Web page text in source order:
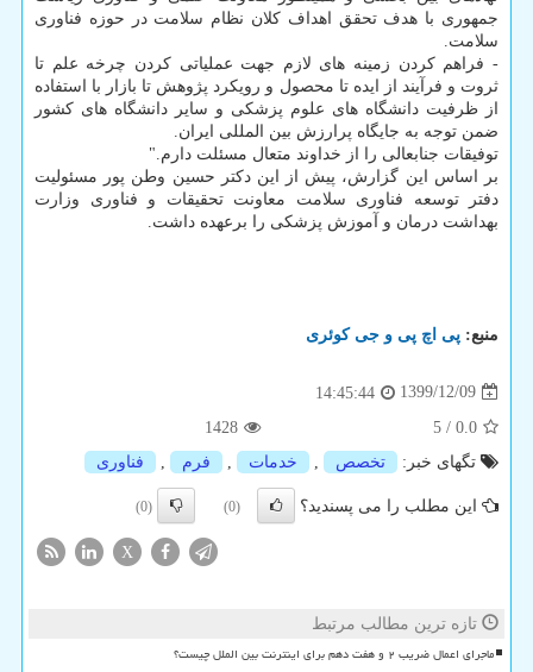
جمهوری با هدف تحقق اهداف کلان نظام سلامت در حوزه فناوری
سلامت.
- فراهم کردن زمینه های لازم جهت عملیاتی کردن چرخه علم تا
ثروت و فرآیند از ایده تا محصول و رویکرد پژوهش تا بازار با استفاده
از ظرفیت دانشگاه های علوم پزشکی و سایر دانشگاه های کشور
ضمن توجه به جایگاه پرارزش بین المللی ایران.
توفیقات جنابعالی را از خداوند متعال مسئلت دارم."
بر اساس این گزارش، پیش از این دکتر حسین وطن پور مسئولیت
دفتر توسعه فناوری سلامت معاونت تحقیقات و فناوری وزارت
بهداشت درمان و آموزش پزشکی را برعهده داشت.
منبع: پی اچ پی و جی كوئری
1399/12/09
14:45:44
0.0
/
5
1428
تگهای خبر:
تخصص , خدمات , فرم , فناوری
این مطلب را می پسندید؟ (0)
(0)
X
تازه ترین مطالب مرتبط
ماجرای اعمال ضریب ۲ و هفت دهم برای اینترنت بین الملل چیست؟